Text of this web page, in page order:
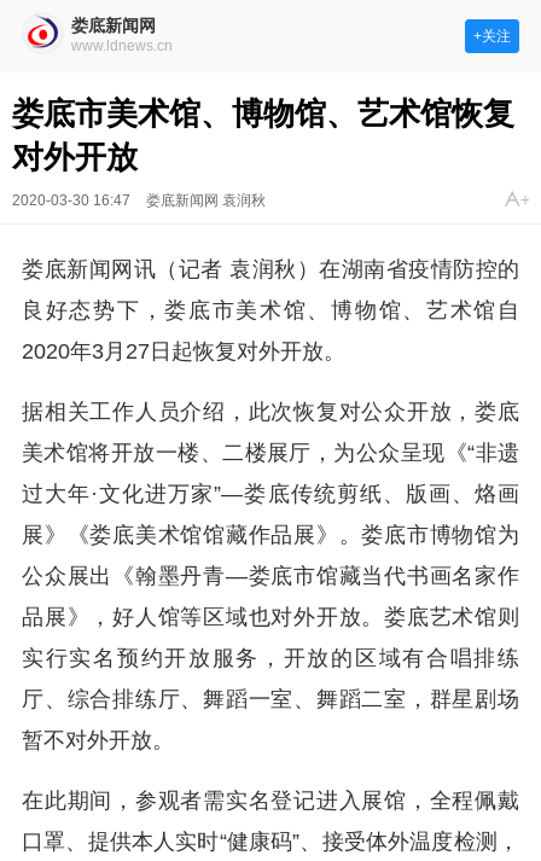
娄底新闻网
www.ldnews.cn
+关注
娄底市美术馆、博物馆、艺术馆恢复
对外开放
2020-03-30 16:47 娄底新闻网 袁润秋
娄底新闻网讯（记者 袁润秋）在湖南省疫情防控的
良好态势下，娄底市美术馆、博物馆、艺术馆自
2020年3月27日起恢复对外开放。
据相关工作人员介绍，此次恢复对公众开放，娄底
美术馆将开放一楼、二楼展厅，为公众呈现《“非遗
过大年·文化进万家”—娄底传统剪纸、版画、烙画
展》《娄底美术馆馆藏作品展》。娄底市博物馆为
公众展出《翰墨丹青—娄底市馆藏当代书画名家作
品展》，好人馆等区域也对外开放。娄底艺术馆则
实行实名预约开放服务，开放的区域有合唱排练
厅、综合排练厅、舞蹈一室、舞蹈二室，群星剧场
暂不对外开放。
在此期间，参观者需实名登记进入展馆，全程佩戴
口罩、提供本人实时“健康码”、接受体外温度检测，